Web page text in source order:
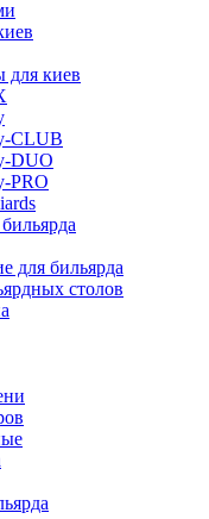
для киев
CLUB
DUO
PRO
для бильярда
столов